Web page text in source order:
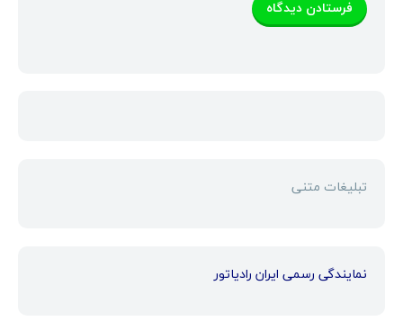
تبلیغات متنی
نمایندگی رسمی ایران رادیاتور